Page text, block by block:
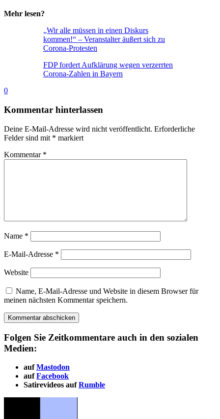
Mehr lesen?
„Wir alle müssen in einen Diskurs
kommen!“ – Veranstalter äußert sich zu
Corona-Protesten
FDP fordert Aufklärung wegen verzerrten
Corona-Zahlen in Bayern
0
Kommentar hinterlassen
Deine E-Mail-Adresse wird nicht veröffentlicht. Erforderliche
Felder sind mit * markiert
Kommentar *
Name *
E-Mail-Adresse *
Website
Name, E-Mail-Adresse und Website in diesem Browser für
meinen nächsten Kommentar speichern.
Folgen Sie Zeitkommentare auch in den sozialen
Medien:
aufMastodon
auf Facebook
Satirevideos aufRumble